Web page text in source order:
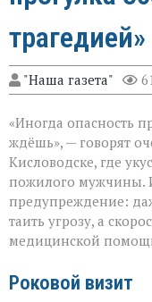
трагедией»
"Наша газета"
«Иногда опасность
ждёшь», — говорят
Кисловодске, где
пожилого мужчины.
предупреждение:
таить угрозу, а
медицинской
Роковой визит